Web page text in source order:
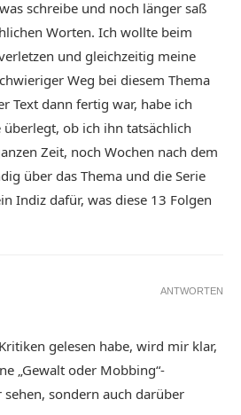
schreibe und noch länger saß
Worten. Ich wollte beim
und gleichzeitig meine
Weg bei diesem Thema
Text dann fertig war, habe ich
ob ich ihn tatsächlich
Zeit, noch Wochen nach dem
über das Thema und die Serie
Indiz dafür, was diese 13 Folgen
gelesen habe, wird mir klar,
„Gewalt oder Mobbing“-
sondern auch darüber
ANTWORTEN